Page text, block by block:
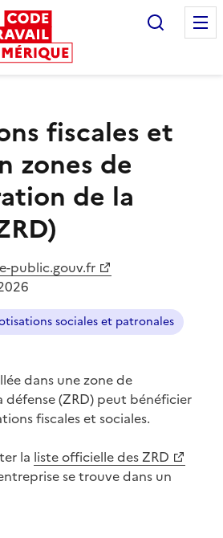
fiscales et
zones de
de la
public.gouv.fr
sociales et patronales
dans unezone de
(ZRD) peut bénéficier
fiscales et sociales.
la liste officielle des ZRD
se trouve dans un